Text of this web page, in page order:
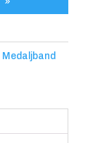
Medaljband